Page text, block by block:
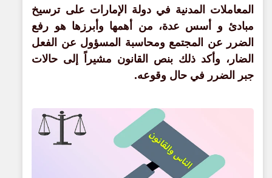
المعاملات المدنية في دولة الإمارات على ترسيخ
مبادئ و أسس عدة، من أهمها وأبرزها هو رفع
الضرر عن المجتمع ومحاسبة المسؤول عن الفعل
الضار، وأكد ذلك بنص القانون مشيراً إلى حالات
جبر الضرر في حال وقوعه.